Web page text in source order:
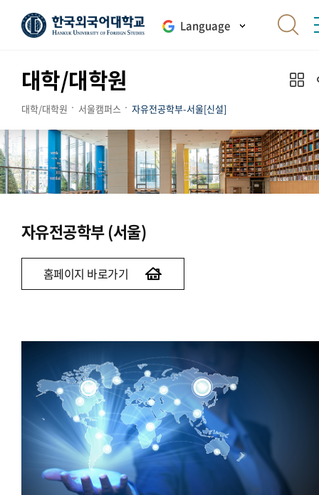
Language
대학/대학원
대학/대학원 서울캠퍼스 자유전공학부-서울[신설]
자유전공학부 (서울)
홈페이지 바로가기